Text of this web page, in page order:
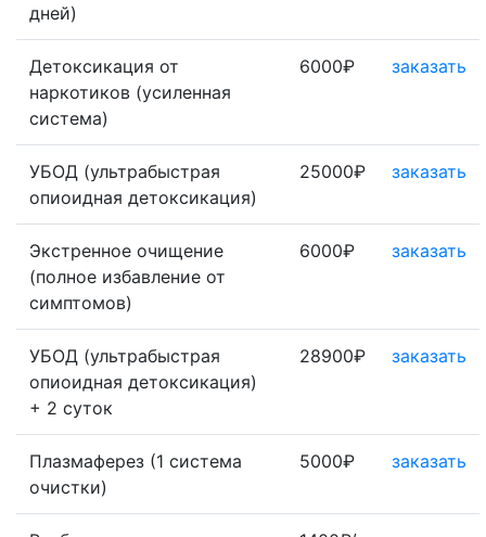
дней)
Детоксикация от
наркотиков (усиленная
система)
6000₽ заказать
УБОД (ультрабыстрая
опиоидная детоксикация)
25000₽ заказать
Экстренное очищение
(полное избавление от
симптомов)
6000₽ заказать
УБОД (ультрабыстрая
опиоидная детоксикация)
+ 2 суток
28900₽ заказать
Плазмаферез (1 система
очистки)
5000₽ заказать